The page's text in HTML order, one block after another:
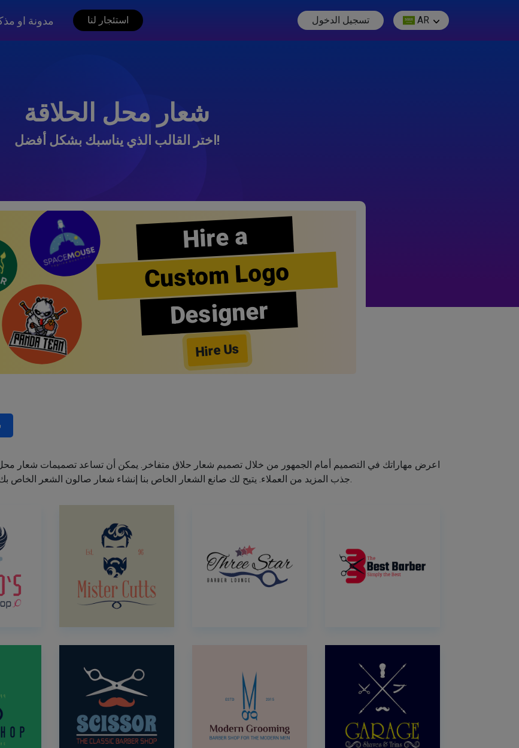
مدونة او استئجار لنا تسجيل الدخول AR
شعار محل الحلاقة
اختر القالب الذي يناسبك بشكل أفضل!
Hire a
Custom Logo
Designer
Hire Us
اعرض مهاراتك في التصميم أمام الجمهور من خلال تصميم شعار حلاق متفاخر. يمكن أن تساعد تصميمات شعار
جذب المزيد من العملاء. يتيح لك صانع الشعار الخاص بنا إنشاء شعار صالون الشعر الخاص بك دون اكتساب مهارات التصميم.